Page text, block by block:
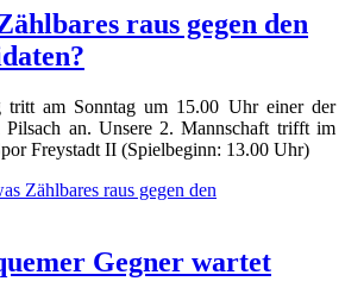
raus gegen den
am Sonntag um 15.00 Uhr einer der
an. Unsere 2. Mannschaft trifft im
Freystadt II (Spielbeginn: 13.00 Uhr)
Zählbares raus gegen den
Gegner wartet